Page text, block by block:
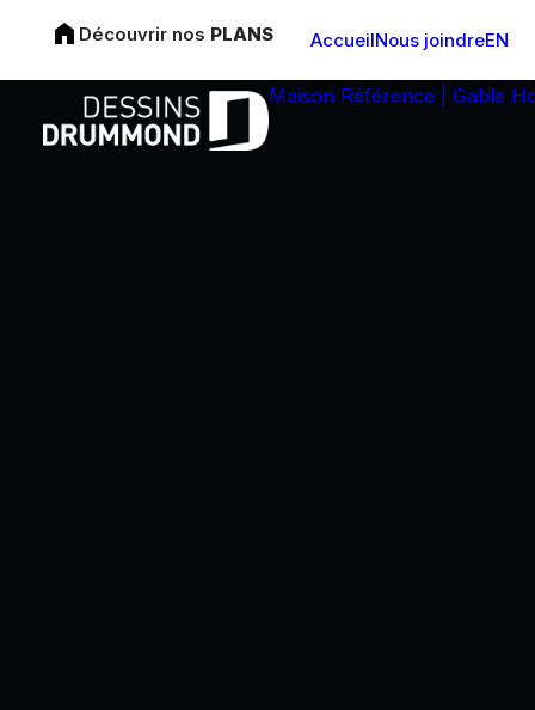
Découvrir nos PLANS AccueilNous joindreEN
Maison Référence | Gable